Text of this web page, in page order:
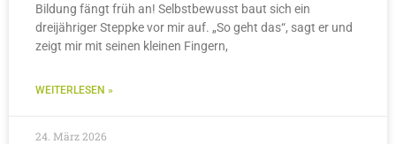
Bildung fängt früh an! Selbstbewusst baut sich ein
dreijähriger Steppke vor mir auf. „So geht das“, sagt er und
zeigt mir mit seinen kleinen Fingern,
WEITERLESEN »
24. März 2026